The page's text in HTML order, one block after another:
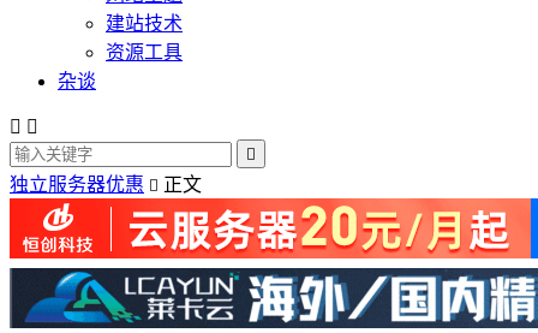
建站技术
资源工具
杂谈
 

独立服务器优惠  正文